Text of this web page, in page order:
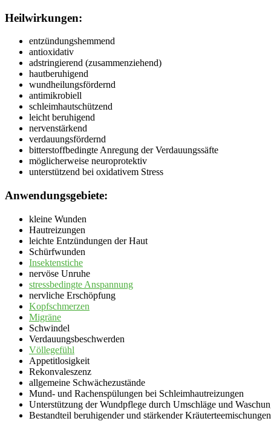
Heilwirkungen:
entzündungshemmend
antioxidativ
adstringierend (zusammenziehend)
hautberuhigend
wundheilungsfördernd
antimikrobiell
schleimhautschützend
leicht beruhigend
nervenstärkend
verdauungsfördernd
bitterstoffbedingte Anregung der Verdauungssäfte
möglicherweise neuroprotektiv
unterstützend bei oxidativem Stress
Anwendungsgebiete:
kleine Wunden
Hautreizungen
leichte Entzündungen der Haut
Schürfwunden
Insektenstiche
nervöse Unruhe
stressbedingte Anspannung
nervliche Erschöpfung
Kopfschmerzen
Migräne
Schwindel
Verdauungsbeschwerden
Völlegefühl
Appetitlosigkeit
Rekonvaleszenz
allgemeine Schwächezustände
Mund- und Rachenspülungen bei Schleimhautreizungen
Unterstützung der Wundpflege durch Umschläge und
Bestandteil beruhigender und stärkender Kräuterteemischungen